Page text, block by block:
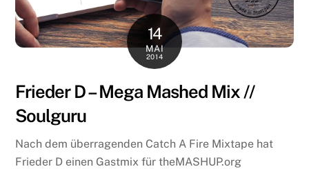
14
MAI
2014
Frieder D – Mega Mashed Mix //
Soulguru
Nach dem überragenden Catch A Fire Mixtape hat
Frieder D einen Gastmix für theMASHUP.org